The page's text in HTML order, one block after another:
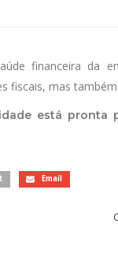
financeira da
mas
está
Email